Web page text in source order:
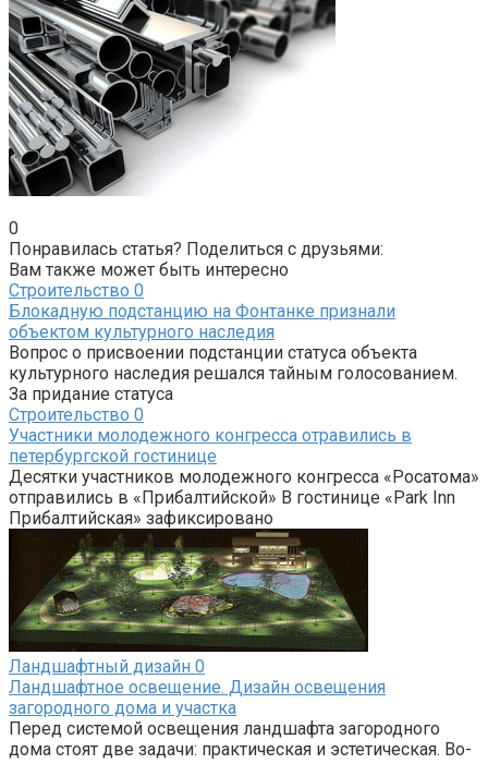
0
Понравилась статья? Поделиться с друзьями:
Вам также может быть интересно
Строительство 0
Блокадную подстанцию на Фонтанке признали
объектом культурного наследия
Вопрос о присвоении подстанции статуса объекта
культурного наследия решался тайным голосованием.
За придание статуса
Строительство 0
Участники молодежного конгресса отравились в
петербургской гостинице
Десятки участников молодежного конгресса «Росатома»
отправились в «Прибалтийской» В гостинице «Park Inn
Прибалтийская» зафиксировано
Ландшафтный дизайн 0
Ландшафтное освещение. Дизайн освещения
загородного дома и участка
Перед системой освещения ландшафта загородного
дома стоят две задачи: практическая и эстетическая. Во-